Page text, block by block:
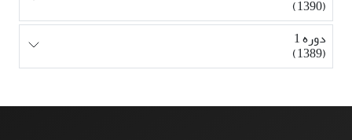
(1390)
دوره 1
(1389)